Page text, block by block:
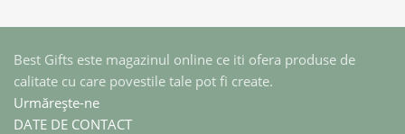
Best Gifts este magazinul online ce iti ofera produse de
calitate cu care povestile tale pot fi create.
Urmărește-ne
DATE DE CONTACT